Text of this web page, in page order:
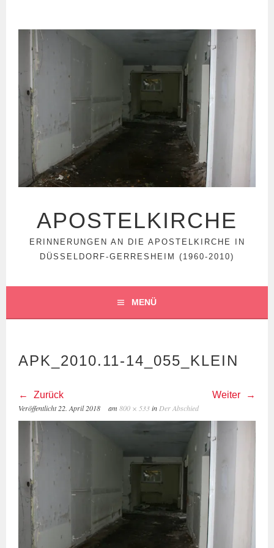
Inhalt
APOSTELKIRCHE
ERINNERUNGEN AN DIE APOSTELKIRCHE IN
DÜSSELDORF-GERRESHEIM (1960-2010)
MENÜ
APK_2010.11-14_055_KLEIN
Zurück Weiter
Veröffentlicht22. April 2018 am800 × 533in Der Abschied